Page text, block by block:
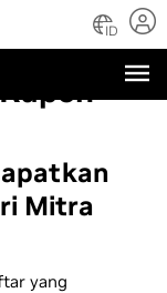
ID
Mitra
yang